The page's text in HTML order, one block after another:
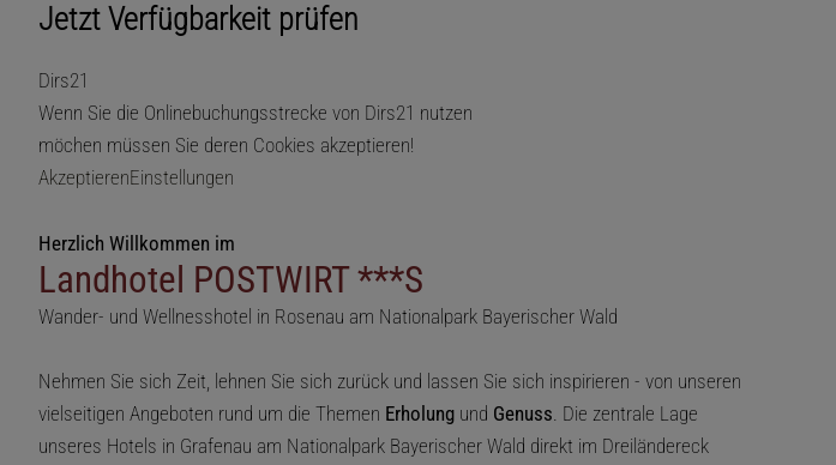
Jetzt Verfügbarkeit prüfen
Dirs21
Wenn Sie die Onlinebuchungsstrecke von Dirs21 nutzen
möchen müssen Sie deren Cookies akzeptieren!
AkzeptierenEinstellungen
Herzlich Willkommen im
Landhotel POSTWIRT ***S
Wander- und Wellnesshotel in Rosenau am Nationalpark Bayerischer Wald
Nehmen Sie sich Zeit, lehnen Sie sich zurück und lassen Sie sich inspirieren - von unseren
vielseitigen Angeboten rund um die Themen Erholung und Genuss. Die zentrale Lage
unseres Hotels in Grafenau am Nationalpark Bayerischer Wald direkt im Dreiländereck